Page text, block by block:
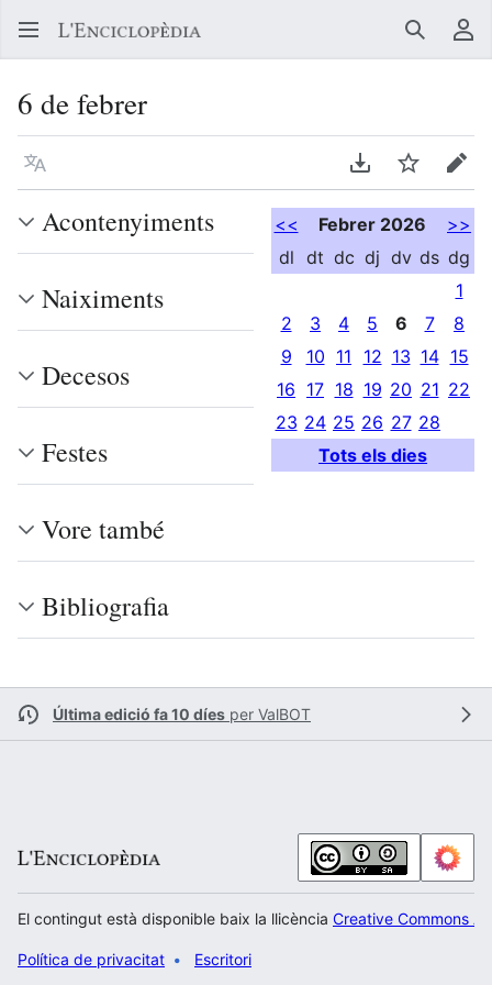
Buscar
6 de febrer
Llegir en un atre idioma Descarregar en
Vigilar
<< Febrer 2026
>>
dl dt dc dj dv ds dg
1
2
3 4 5 6 7
8
9
10 11 12 13 14 15
16 17 18 19 20 21 22
23 24 25 26 27 28
Tots els dies
Acontenyiments
Naiximents
Decesos
Festes
Vore també
Bibliografia
Última edició fa 10 díes per ValBOT
El contingut està disponible baix la llicència Creative Commons
Política de privacitat Escritori